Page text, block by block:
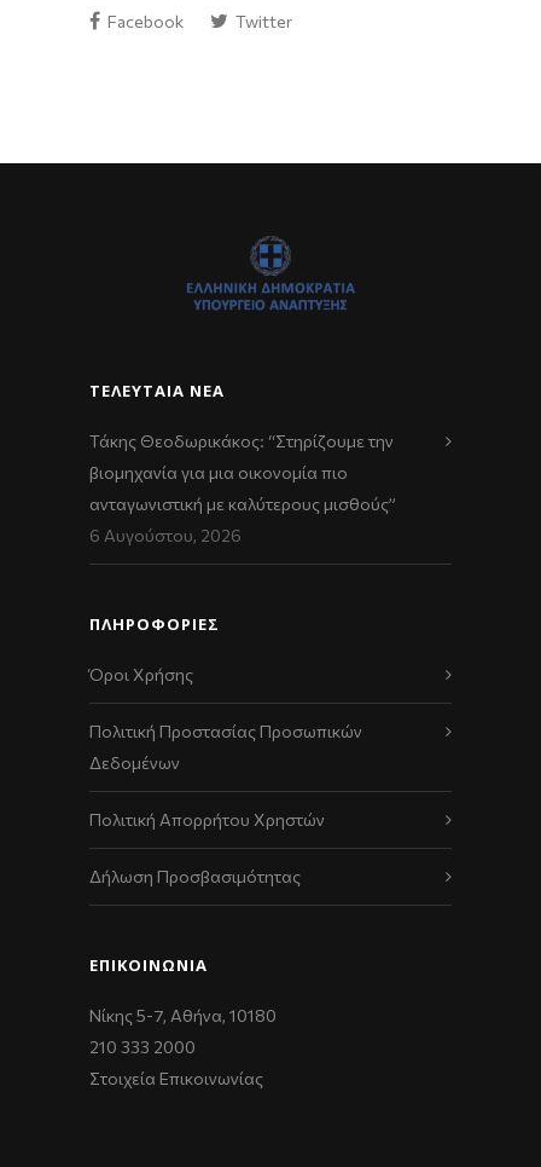
Facebook Twitter
ΤΕΛΕΥΤΑΊΑ ΝΈΑ
Τάκης Θεοδωρικάκος: “Στηρίζουμε την
βιομηχανία για μια οικονομία πιο
ανταγωνιστική με καλύτερους μισθούς”
6 Αυγούστου, 2026
ΠΛΗΡΟΦΟΡΙΕΣ
Όροι Χρήσης
Πολιτική Προστασίας Προσωπικών
Δεδομένων
Πολιτική Απορρήτου Χρηστών
Δήλωση Προσβασιμότητας
ΕΠΙΚΟΙΝΩΝΊΑ
Νίκης 5-7, Αθήνα, 10180
210 333 2000
Στοιχεία Επικοινωνίας